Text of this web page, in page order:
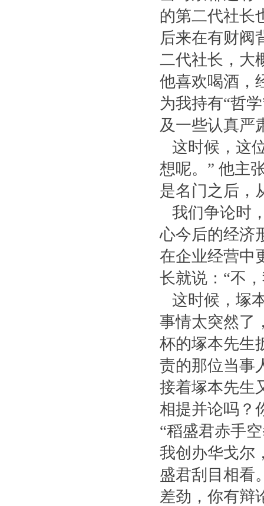
的第二代社长
后来在有财阀
二代社长，大
他喜欢喝酒，
为我持有“哲
及一些认真严
这时候，这
想呢。” 他主
是名门之后，
我们争论时
心今后的经济
在企业经营中
长就说：“不
这时候，塚
事情太突然了
杯的塚本先生
责的那位当事
接着塚本先生
相提并论吗？
“稻盛君赤手
我创办华戈尔
盛君刮目相看
差劲，你有辩